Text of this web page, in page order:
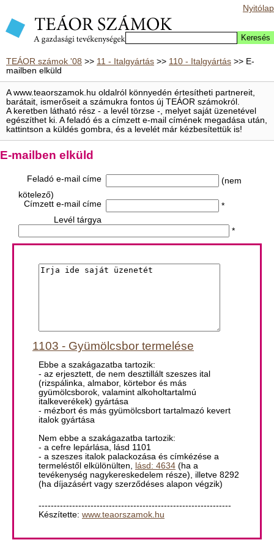
Nyitólap
TEÁOR számok '08 >> 11 - Italgyártás >> 110 - Italgyártás >> E-
mailben elküld
A www.teaorszamok.hu oldalról könnyedén értesítheti partnereit,
barátait, ismerőseit a számukra fontos új TEÁOR számokról.
A keretben látható rész - a levél törzse -, melyet saját üzenetével
egészíthet ki. A feladó és a címzett e-mail címének megadása után,
kattintson a küldés gombra, és a levelét már kézbesítettük is!
E-mailben elküld
Feladó e-mail címe
(nem
kötelező)
Címzett e-mail címe
*
Levél tárgya
*
1103 - Gyümölcsbor termelése
Ebbe a szakágazatba tartozik:
- az erjesztett, de nem desztillált szeszes ital
(rizspálinka, almabor, körtebor és más
gyümölcsborok, valamint alkoholtartalmú
italkeverékek) gyártása
- mézbort és más gyümölcsbort tartalmazó kevert
italok gyártása
Nem ebbe a szakágazatba tartozik:
- a cefre lepárlása, lásd 1101
- a szeszes italok palackozása és címkézése a
termeléstől elkülönülten, lásd: 4634 (ha a
tevékenység nagykereskedelem része), illetve 8292
(ha díjazásért vagy szerződéses alapon végzik)
---------------------------------------------------------------
Készítette: www.teaorszamok.hu